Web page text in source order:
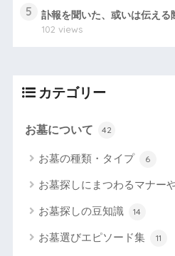
5
訃報を聞いた、或いは伝える
102 views
カテゴリー
お墓について 42
お墓の種類・タイプ 6
お墓探しにまつわるマナー
お墓探しの豆知識 14
お墓選びエピソード集 11